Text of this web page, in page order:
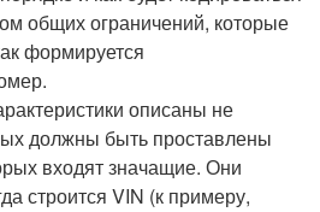
общих ограничений, которые
формируется
описаны не
должны быть проставлены
входят значащие. Они
строится VIN (к примеру,